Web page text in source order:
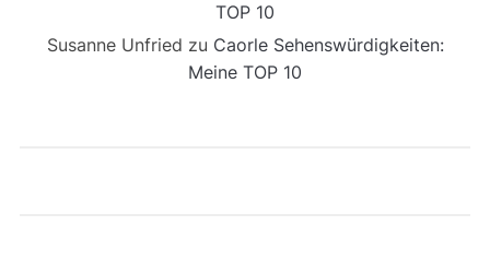
TOP 10
Susanne Unfried zu Caorle Sehenswürdigkeiten:
Meine TOP 10